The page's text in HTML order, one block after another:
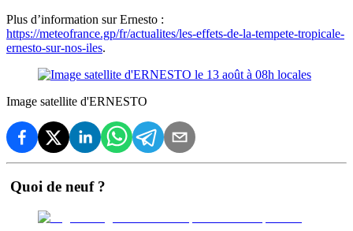
Plus d’information sur Ernesto :
https://meteofrance.gp/fr/actualites/les-effets-de-la-tempete-tropicale-
ernesto-sur-nos-iles.
Image satellite d'ERNESTO
Quoi de neuf ?